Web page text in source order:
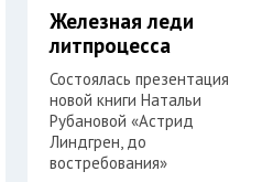
Железная леди
литпроцесса
Состоялась презентация
новой книги Натальи
Рубановой «Астрид
Линдгрен, до
востребования»